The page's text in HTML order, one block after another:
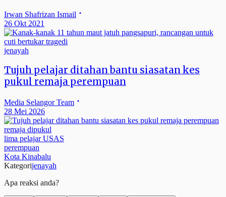
Irwan Shafrizan Ismail
26 Okt 2021
jenayah
Tujuh pelajar ditahan bantu siasatan kes
pukul remaja perempuan
Media Selangor Team
28 Mei 2026
remaja dipukul
lima pelajar USAS
perempuan
Kota Kinabalu
Kategorijenayah
Apa reaksi anda?